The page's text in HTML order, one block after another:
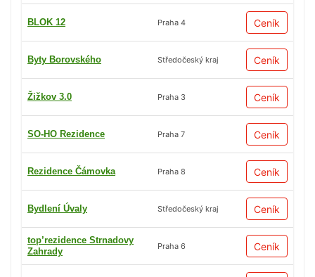
BLOK 12 Praha 4 Ceník
Byty Borovského Středočeský kraj Ceník
Žižkov 3.0 Praha 3 Ceník
SO-HO Rezidence Praha 7 Ceník
Rezidence Čámovka Praha 8 Ceník
Bydlení Úvaly Středočeský kraj Ceník
top’rezidence Strnadovy
Zahrady
Praha 6 Ceník